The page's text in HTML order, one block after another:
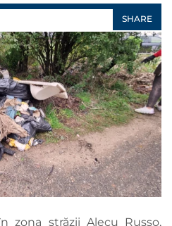
SHARE
zona străzii Alecu Russo,